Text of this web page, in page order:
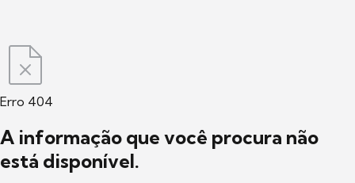
Erro 404
A informação que você procura não
está disponível.